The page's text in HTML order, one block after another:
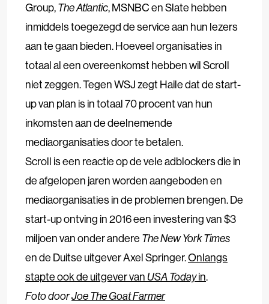
Group,The Atlantic, MSNBC en Slate hebben
inmiddels toegezegd de service aan hun lezers
aan te gaan bieden. Hoeveel organisaties in
totaal al een overeenkomst hebben wil Scroll
niet zeggen. Tegen WSJ zegt Haile dat de start-
up van plan is in totaal 70 procent van hun
inkomsten aan de deelnemende
mediaorganisaties door te betalen.
Scroll is een reactie op de vele adblockers die in
de afgelopen jaren worden aangeboden en
mediaorganisaties in de problemen brengen. De
start-up ontving in 2016 een investering van $3
miljoen van onder andere The New York Times
en de Duitse uitgever Axel Springer.Onlangs
stapte ook de uitgever van USA Todayin.
Foto doorJoe The Goat Farmer